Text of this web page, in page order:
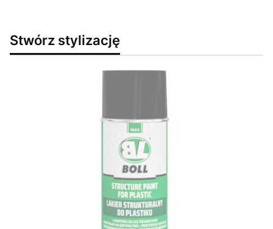
Stwórz stylizację